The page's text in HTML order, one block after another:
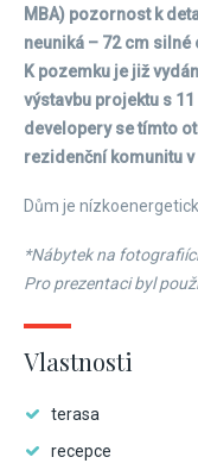
MBA) pozornost k
neuniká – 72 cm
K pozemku je již
výstavbu projektu s
developery se tímto
rezidenční komunitu
Dům je
*Nábytek na
Pro prezentaci byl
Vlastnosti
terasa
recepce